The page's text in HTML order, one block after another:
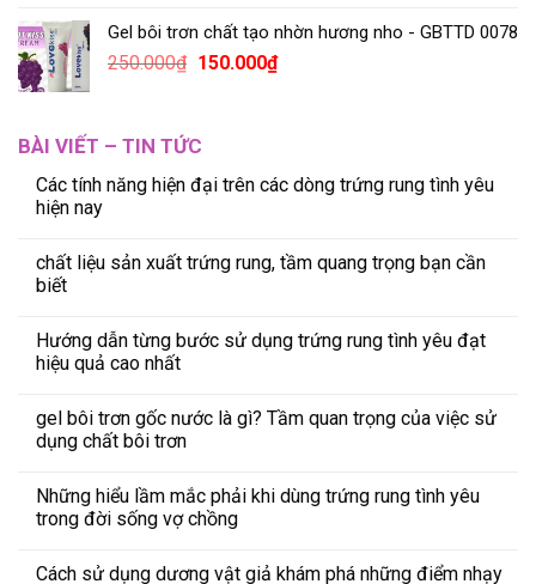
Gel bôi trơn chất tạo nhờn hương nho - GBTTD 0078
250.000₫ 150.000₫
BÀI VIẾT – TIN TỨC
Các tính năng hiện đại trên các dòng trứng rung tình yêu
hiện nay
chất liệu sản xuất trứng rung, tầm quang trọng bạn cần
biết
Hướng dẫn từng bước sử dụng trứng rung tình yêu đạt
hiệu quả cao nhất
gel bôi trơn gốc nước là gì? Tầm quan trọng của việc sử
dụng chất bôi trơn
Những hiểu lầm mắc phải khi dùng trứng rung tình yêu
trong đời sống vợ chồng
Cách sử dụng dương vật giả khám phá những điểm nhạy